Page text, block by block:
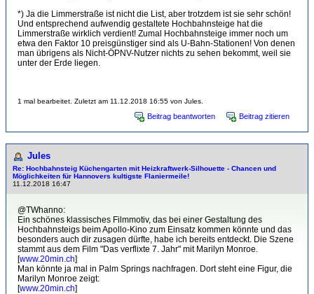
*) Ja die Limmerstraße ist nicht die List, aber trotzdem ist sie sehr schön!
Und entsprechend aufwendig gestaltete Hochbahnsteige hat die
Limmerstraße wirklich verdient! Zumal Hochbahnsteige immer noch um
etwa den Faktor 10 preisgünstiger sind als U-Bahn-Stationen! Von denen
man übrigens als Nicht-ÖPNV-Nutzer nichts zu sehen bekommt, weil sie
unter der Erde liegen.
1 mal bearbeitet. Zuletzt am 11.12.2018 16:55 von Jules.
Beitrag beantworten Beitrag zitieren
Jules
Re: Hochbahnsteig Küchengarten mit Heizkraftwerk-Sil­hou­et­te - Chancen und
Möglichkeiten für Hannovers kultigste Flaniermeile!
11.12.2018 16:47
@TWhanno:
Ein schönes klassisches Filmmotiv, das bei einer Gestaltung des
Hochbahnsteigs beim Apollo-Kino zum Einsatz kommen könnte und das
besonders auch dir zusagen dürfte, habe ich bereits entdeckt. Die Szene
stammt aus dem Film "Das verflixte 7. Jahr" mit Marilyn Monroe.
[www.20min.ch]
Man könnte ja mal in Palm Springs nachfragen. Dort steht eine Figur, die
Marilyn Monroe zeigt:
[www.20min.ch]